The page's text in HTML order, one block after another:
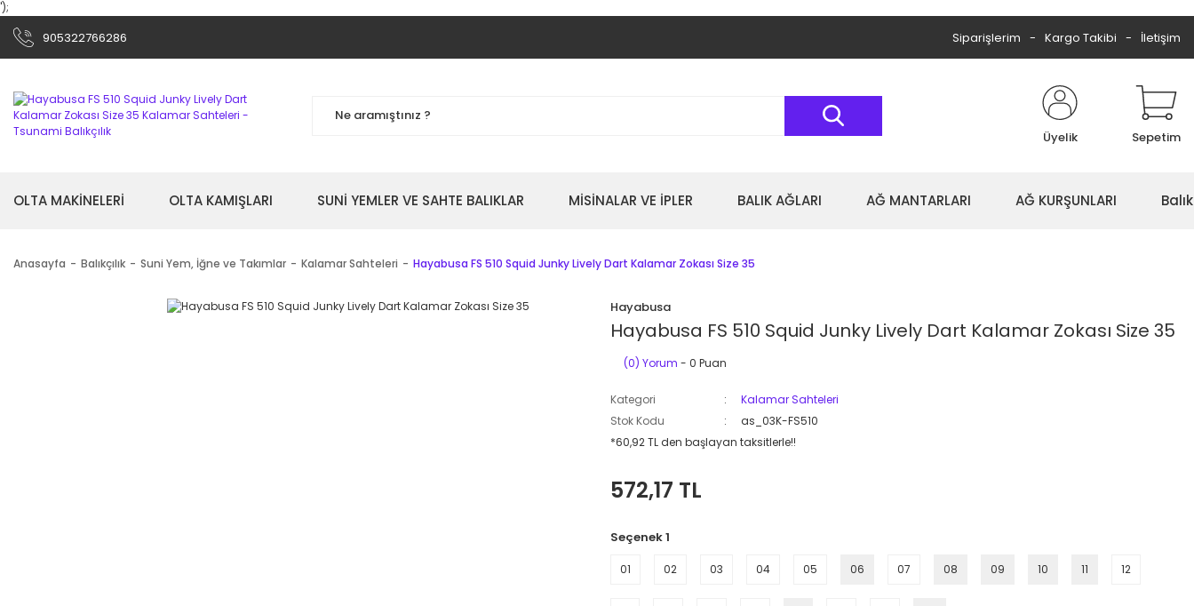
');
905322766286 Siparişlerim Kargo Takibi İletişim
Üyelik Sepetim
OLTA MAKİNELERİ OLTA KAMIŞLARI SUNİ YEMLER VE SAHTE BALIKLAR MİSİNALAR VE İPLER BALIK AĞLARI AĞ MANTARLARI AĞ KURŞUNLARI
Anasayfa Balıkçılık Suni Yem, İğne ve Takımlar Kalamar Sahteleri Hayabusa FS 510 Squid Junky Lively Dart Kalamar Zokası Size 35
Hayabusa
Hayabusa FS 510 Squid Junky Lively Dart Kalamar Zokası Size 35
(0) Yorum - 0 Puan
Kategori
Kalamar Sahteleri
Stok Kodu
as_03K-FS510
*60,92 TL den başlayan taksitlerle!!
572,17 TL
Seçenek 1
01 02 03 04 05 06 07 08 09 10 11 12